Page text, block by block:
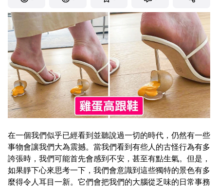
在一個我們似乎已經看到並聽說過一切的時代，仍然有一些
事物會讓我們大為震撼。當我們看到有些人的古怪行為有多
誇張時，我們可能首先會感到不安，甚至有點生氣。但是，
如果靜下心來思考一下，我們會意識到這些獨特的景色有多
麼得令人耳目一新。它們會把我們的大腦從乏味的日常事務